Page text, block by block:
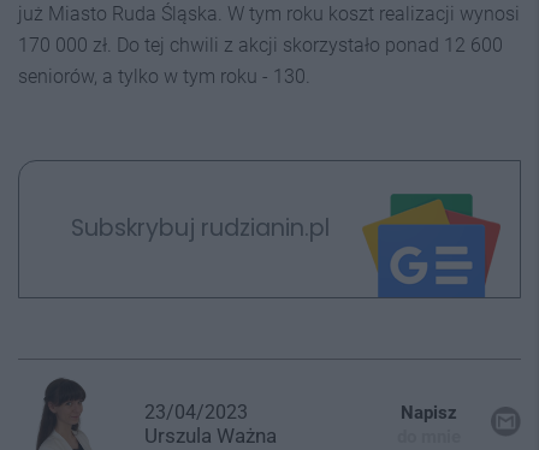
już Miasto Ruda Śląska. W tym roku koszt realizacji wynosi
170 000 zł. Do tej chwili z akcji skorzystało ponad 12 600
seniorów, a tylko w tym roku - 130.
Subskrybuj rudzianin.pl
23/04/2023
Urszula Ważna
Napisz